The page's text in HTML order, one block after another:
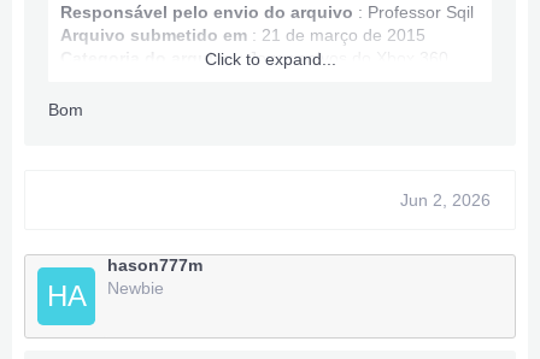
Responsável pelo envio do arquivo : Professor Sqil
Arquivo submetido em : 21 de março de 2015
Categoria do arquivo:Jogos salvos do Xbox 360
Dinheiro: 100.060.632
Algum problema? Envie uma mensagem privada.
Click to expand...
Bom
Jun 2, 2026
HA
hason777m
Newbie